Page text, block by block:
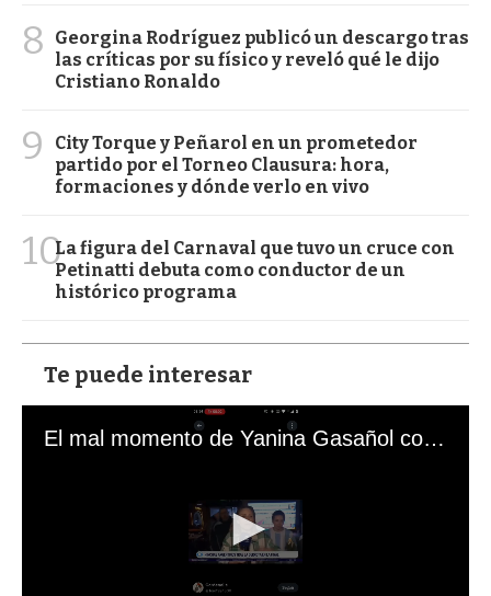
8
Georgina Rodríguez publicó un descargo tras
las críticas por su físico y reveló qué le dijo
Cristiano Ronaldo
9
City Torque y Peñarol en un prometedor
partido por el Torneo Clausura: hora,
formaciones y dónde verlo en vivo
10La figura del Carnaval que tuvo un cruce con
Petinatti debuta como conductor de un
histórico programa
Te puede interesar
El mal momento de Yanina Gasañol con un hincha argentino en "Subrayado"